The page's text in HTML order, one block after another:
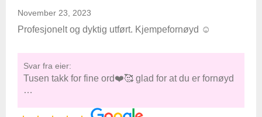
November 23, 2023
Profesjonelt og dyktig utført. Kjempefornøyd ☺️
Svar fra eier:
Tusen takk for fine ord❤️🥰 glad for at du er fornøyd
…